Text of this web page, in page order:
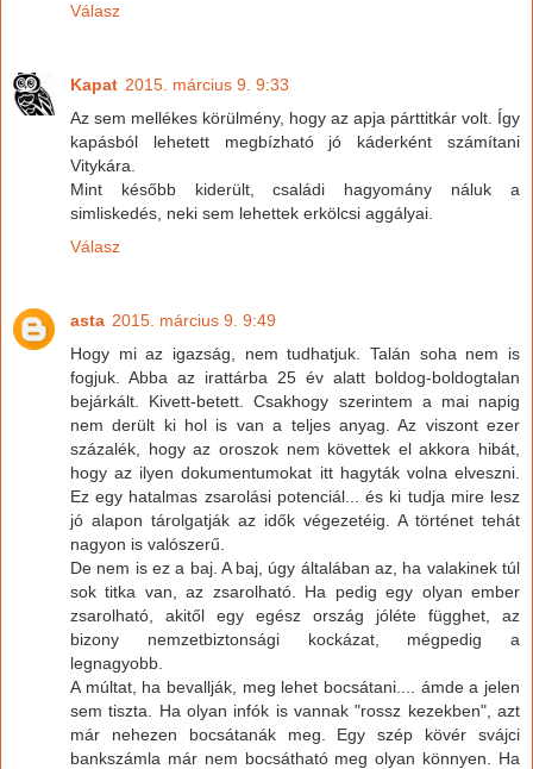
Válasz
Kapat 2015. március 9. 9:33
Az sem mellékes körülmény, hogy az apja párttitkár volt. Így
kapásból lehetett megbízható jó káderként számítani
Vitykára.
Mint később kiderült, családi hagyomány náluk a
simliskedés, neki sem lehettek erkölcsi aggályai.
Válasz
asta 2015. március 9. 9:49
Hogy mi az igazság, nem tudhatjuk. Talán soha nem is
fogjuk. Abba az irattárba 25 év alatt boldog-boldogtalan
bejárkált. Kivett-betett. Csakhogy szerintem a mai napig
nem derült ki hol is van a teljes anyag. Az viszont ezer
százalék, hogy az oroszok nem követtek el akkora hibát,
hogy az ilyen dokumentumokat itt hagyták volna elveszni.
Ez egy hatalmas zsarolási potenciál... és ki tudja mire lesz
jó alapon tárolgatják az idők végezetéig. A történet tehát
nagyon is valószerű.
De nem is ez a baj. A baj, úgy általában az, ha valakinek túl
sok titka van, az zsarolható. Ha pedig egy olyan ember
zsarolható, akitől egy egész ország jóléte függhet, az
bizony nemzetbiztonsági kockázat, mégpedig a
legnagyobb.
A múltat, ha bevallják, meg lehet bocsátani.... ámde a jelen
sem tiszta. Ha olyan infók is vannak "rossz kezekben", azt
már nehezen bocsátanák meg. Egy szép kövér svájci
bankszámla már nem bocsátható meg olyan könnyen. Ha